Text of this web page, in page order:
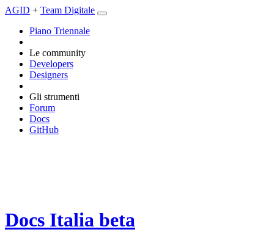
AGID + Team Digitale
Piano Triennale
Le community
Developers
Designers
Gli strumenti
Forum
Docs
GitHub
Docs Italia beta